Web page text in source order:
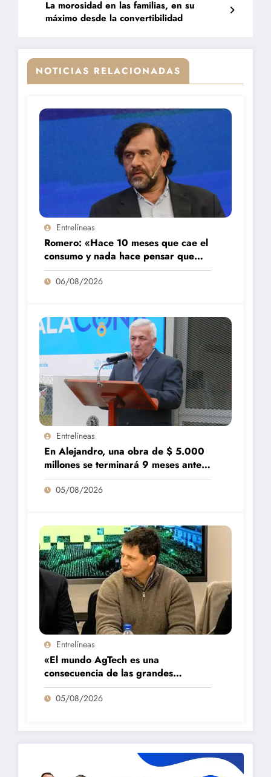
La morosidad en las familias, en su
máximo desde la convertibilidad
NOTICIAS RELACIONADAS
Entrelíneas
Romero: «Hace 10 meses que cae el
consumo y nada hace pensar que
vaya a repuntar»
06/08/2026
Entrelíneas
En Alejandro, una obra de $ 5.000
millones se terminará 9 meses antes
de lo previsto
05/08/2026
Entrelíneas
«El mundo AgTech es una
consecuencia de las grandes
fortalezas que tenemos en la región»
05/08/2026